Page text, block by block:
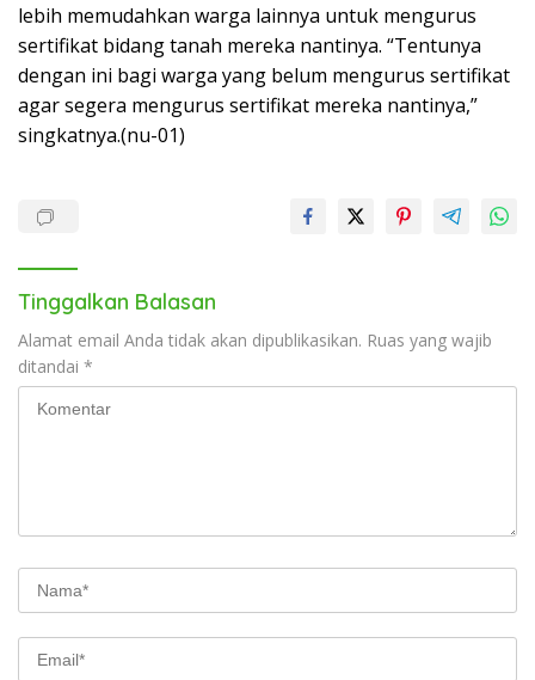
lebih memudahkan warga lainnya untuk mengurus
sertifikat bidang tanah mereka nantinya. “Tentunya
dengan ini bagi warga yang belum mengurus sertifikat
agar segera mengurus sertifikat mereka nantinya,”
singkatnya.(nu-01)
Tinggalkan Balasan
Alamat email Anda tidak akan dipublikasikan. Ruas yang wajib
ditandai *